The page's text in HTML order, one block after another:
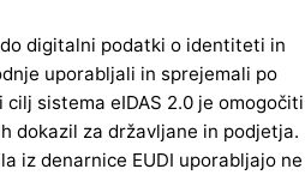
digitalni podatki o identiteti in
uporabljali in sprejemali po
sistema eIDAS 2.0 je omogočiti
dokazil za državljane in podjetja.
iz denarnice EUDI uporabljajo ne